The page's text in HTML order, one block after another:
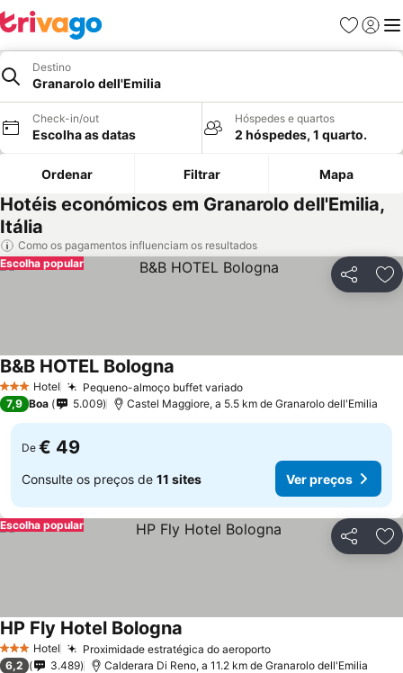
Favoritos
Iniciar
Destino
Granarolo dell'Emilia
Check-in/out
Escolha as datas
Hóspedes e quartos
2 hóspedes, 1 quarto.
Ordenar Filtrar Mapa
Hotéis económicos em Granarolo dell'Emilia,
Itália
Como os pagamentos influenciam os resultados
Partilhar
Escolha popular
3 EstrelasHotel Pequeno-almoço buffet variadoVer preços
B&B HOTEL Bologna
7,9 Boa 5.009 Castel Maggiore, a 5.5 km de Granarolo dell'Emilia
De € 49
Consulte os preços de 11 sites Ver preços
Partilhar
Escolha popular
3 EstrelasHotel Proximidade estratégica do aeroportoVer preços
HP Fly Hotel Bologna
6,2 3.489 Calderara Di Reno, a 11.2 km de Granarolo dell'Emilia